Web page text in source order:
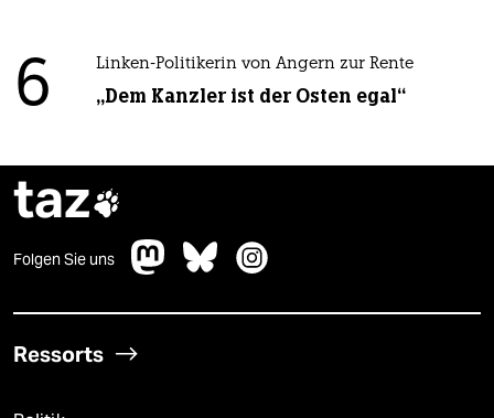
6 Linken-Politikerin von Angern zur Rente
„Dem Kanzler ist der Osten egal“
taz
Folgen Sie uns
Ressorts